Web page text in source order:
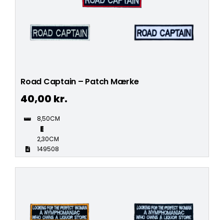
Road Captain – Patch Mærke
40,00 kr.
8,50CM
2,30CM
149508